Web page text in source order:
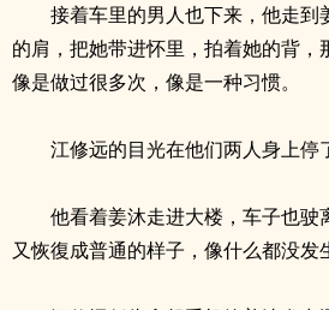
接着车里的男人也下来，他走到
的肩，把她带进怀里，拍着她的背，
像是做过很多次，像是一种习惯。
江修远的目光在他们两人身上停
他看着姜沐走进大楼，车子也驶
又恢復成普通的样子，像什么都没发